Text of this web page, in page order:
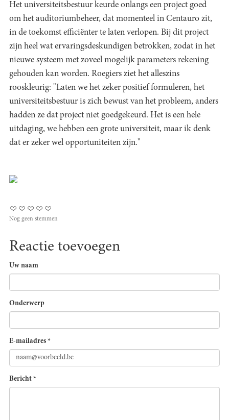
Het universiteitsbestuur keurde onlangs een project goed
om het auditoriumbeheer, dat momenteel in Centauro zit,
in de toekomst efficiënter te laten verlopen. Bij dit project
zijn heel wat ervaringsdeskundigen betrokken, zodat in het
nieuwe systeem met zoveel mogelijk parameters rekening
gehouden kan worden. Roegiers ziet het alleszins
rooskleurig: "Laten we het zeker positief formuleren, het
universiteitsbestuur is zich bewust van het probleem, anders
hadden ze dat project niet goedgekeurd. Het is een hele
uitdaging, we hebben een grote universiteit, maar ik denk
dat er zeker wel opportuniteiten zijn."
Nog geen stemmen
Reactie toevoegen
Uw naam
Onderwerp
E-mailadres *
Bericht *